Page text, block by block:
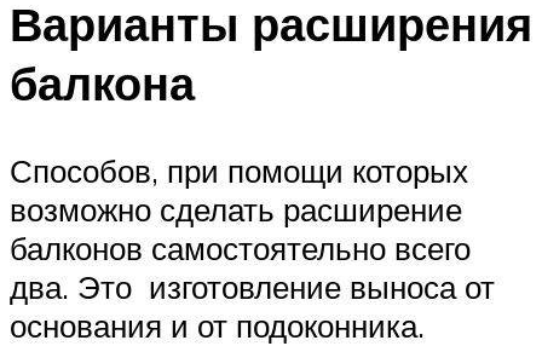
Варианты расширения
балкона
Способов, при помощи которых
возможно сделать расширение
балконов самостоятельно всего
два. Это изготовление выноса от
основания и от подоконника.